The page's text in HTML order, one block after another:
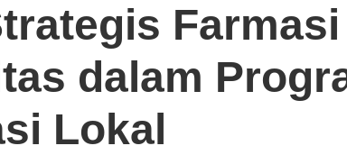
Farmasi
dalam
Lokal